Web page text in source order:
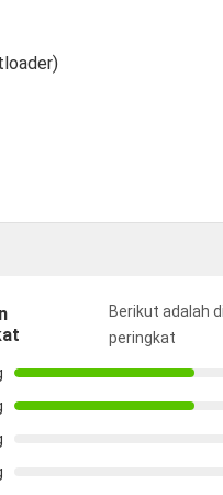
Berikut adalah
peringkat